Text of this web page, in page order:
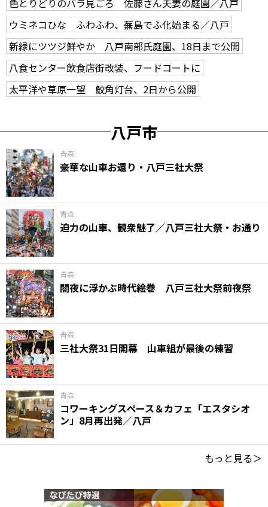
色とりどりのバラ見ごろ 佐藤さん夫妻の庭園／八戸
ウミネコひな ふわふわ、蕪島でふ化始まる／八戸
新緑にツツジ鮮やか 八戸南部氏庭園、18日まで公開
八食センター飲食店街改装、フードコートに
太平洋や草原一望 鮫角灯台、2日から公開
八戸市
青森
豪華な山車お還り・八戸三社大祭
青森
迫力の山車、観衆魅了／八戸三社大祭・お通り
青森
闇夜に浮かぶ時代絵巻 八戸三社大祭前夜祭
青森
三社大祭31日開幕 山車組が最後の練習
青森
コワーキングスペース＆カフェ「エスタシオ
ン」8月再出発／八戸
もっと見る＞